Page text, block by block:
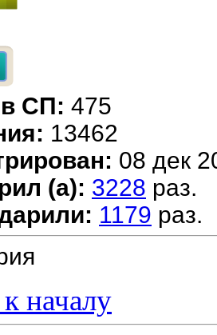
СП: 475
13462
08 дек
(а): 3228 раз.
1179 раз.
началу